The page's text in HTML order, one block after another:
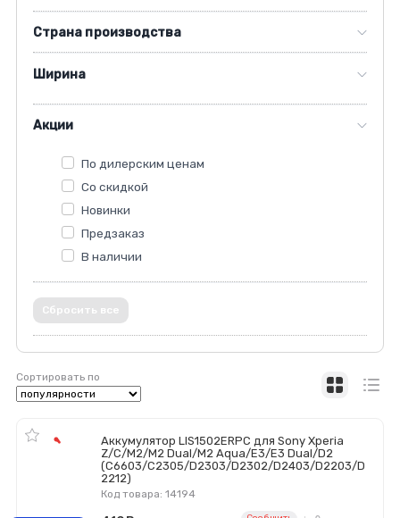
Страна производства
Ширина
Акции
По дилерским ценам
Со скидкой
Новинки
Предзаказ
В наличии
Сбросить все
Сортировать по
Аккумулятор LIS1502ERPC для Sony Xperia
Z/C/M2/M2 Dual/M2 Aqua/E3/E3 Dual/D2
(C6603/C2305/D2303/D2302/D2403/D2203/D
2212)
Код товара: 14194